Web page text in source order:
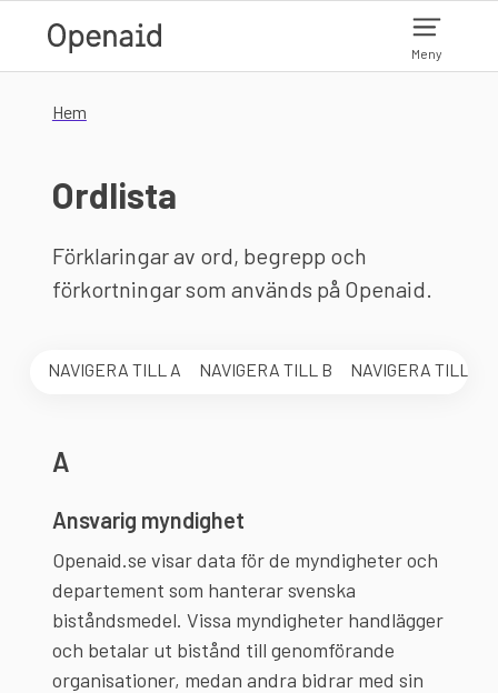
Meny
Hem
Ordlista
Förklaringar av ord, begrepp och
förkortningar som används på Openaid.
NAVIGERA TILL A NAVIGERA TILL B NAVIGERA TILL
A
Ansvarig myndighet
Openaid.se visar data för de myndigheter och
departement som hanterar svenska
biståndsmedel. Vissa myndigheter handlägger
och betalar ut bistånd till genomförande
organisationer, medan andra bidrar med sin